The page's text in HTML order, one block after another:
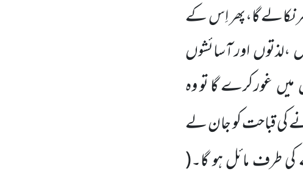
نکالے گا،پھر اِس کے
،لذتوںاور آسائشوں
میںغور کرے گا تو وہ
کی قباحت کو جان لے
کی طرف مائل ہو گا۔(